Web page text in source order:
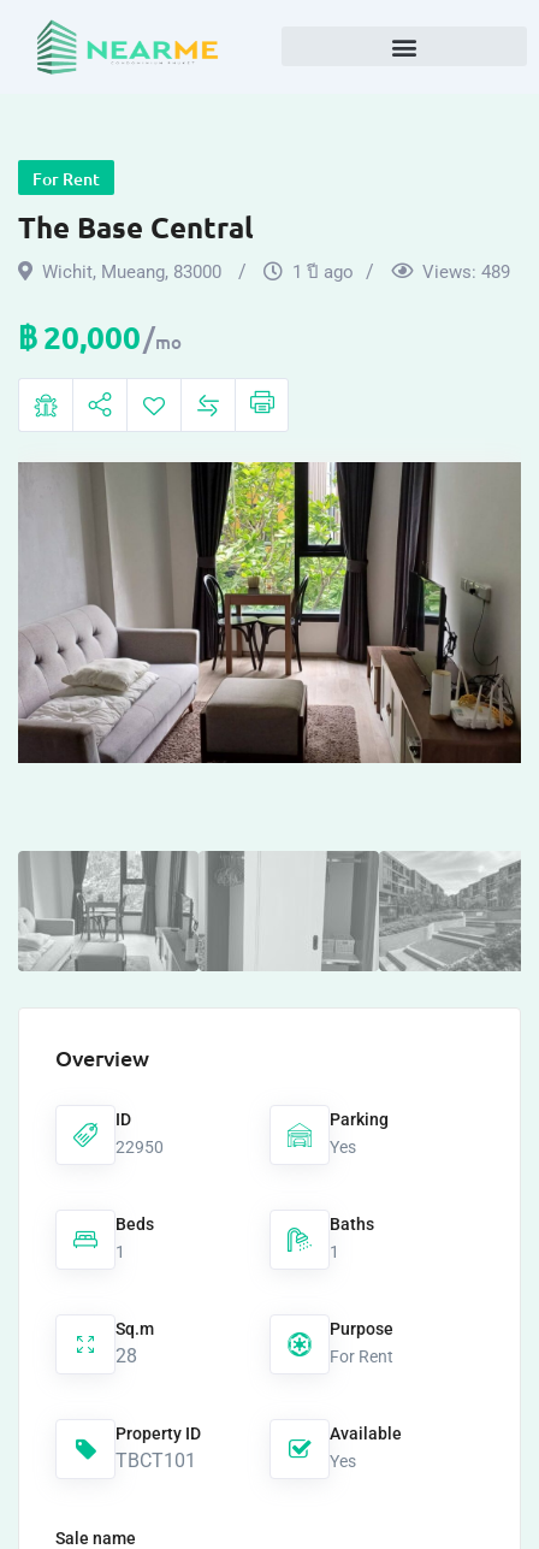
For Rent
The Base Central
Wichit, Mueang, 83000 1 ปี ago Views: 489
฿20,000 mo
Overview
ID
22950
Parking
Yes
Beds
1
Baths
1
Sq.m
28
Purpose
For Rent
Property ID
TBCT101
Available
Yes
Sale name